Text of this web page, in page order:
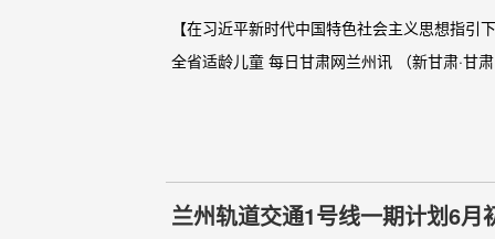
【在习近平新时代中国特色社会主义思想指
全省适龄儿童 每日甘肃网兰州讯 （新甘肃·甘
兰州轨道交通1号线一期计划6月